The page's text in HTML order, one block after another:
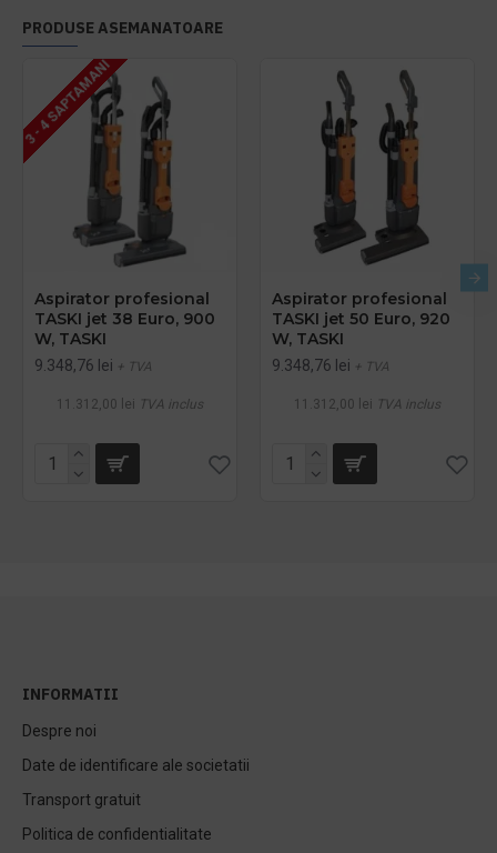
PRODUSE ASEMANATOARE
3 - 4 SAPTAMANI
Aspirator profesional
TASKI jet 38 Euro, 900
W, TASKI
9.348,76 lei + TVA
11.312,00 lei TVA inclus
Aspirator profesional
TASKI jet 50 Euro, 920
W, TASKI
9.348,76 lei + TVA
11.312,00 lei TVA inclus
INFORMATII
Despre noi
Date de identificare ale societatii
Transport gratuit
Politica de confidentialitate